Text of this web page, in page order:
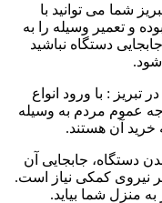
شما می توانید با
و تعمیر وسیله را به
دستگاه نباشید
تبریز : با ورود انواع
عموم مردم به وسیله
خرید آن هستند.
دستگاه، جابجایی آن
نیروی کمکی نیاز است.
منزل شما بیاید.